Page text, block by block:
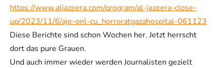
https://www.aljazeera.com/program/al-jazeera-close-
up/2023/11/6/aje-onl-cu_horroratgazahospital-061123
Diese Berichte sind schon Wochen her. Jetzt herrscht
dort das pure Grauen.
Und auch immer wieder werden Journalisten gezielt